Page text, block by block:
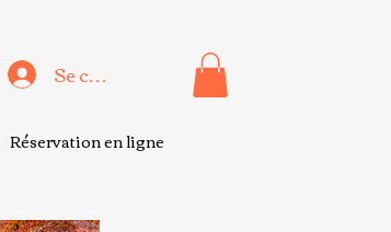
Se connecter
Réservation en ligne